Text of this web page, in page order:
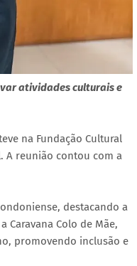
atividades culturais e
na Fundação Cultural
A reunião contou com a
destacando a
Colo de Mãe,
promovendo inclusão e